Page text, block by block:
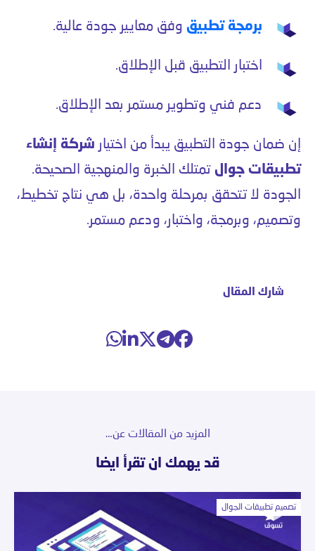
برمجة تطبيق وفق معايير جودة عالية.
اختبار التطبيق قبل الإطلاق.
دعم فني وتطوير مستمر بعد الإطلاق.
إن ضمان جودة التطبيق يبدأ من اختيار شركة إنشاء
تطبيقات جوال تمتلك الخبرة والمنهجية الصحيحة.
الجودة لا تتحقق بمرحلة واحدة، بل هي نتاج تخطيط،
وتصميم، وبرمجة، واختبار، ودعم مستمر.
شارك المقال
المزيد من المقالات عن…
قد يهمك ان تقرأ ايضا
تصميم تطبيقات الجوال